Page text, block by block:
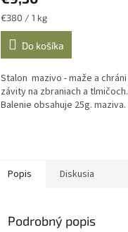
Jednotková
cena:
€380 / 1 kg
Do košíka
Stalon mazivo - maže a chráni
závity na zbraniach a tlmičoch.
Balenie obsahuje 25g. maziva.
Popis Diskusia
Podrobný popis